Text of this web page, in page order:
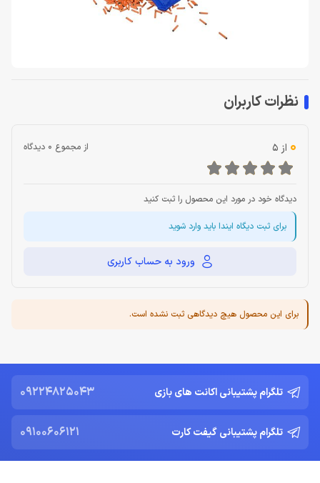
نظرات کاربران
0 از 5 از مجموع 0 دیدگاه
دیدگاه خود در مورد این محصول را ثبت کنید
برای ثبت دیگاه ایندا باید وارد شوید
ورود به حساب کاربری
برای این محصول هیچ دیدگاهی ثبت نشده است.
تلگرام پشتیبانی اکانت های بازی 09224825043
تلگرام پشتیبانی گیفت کارت 09100606121